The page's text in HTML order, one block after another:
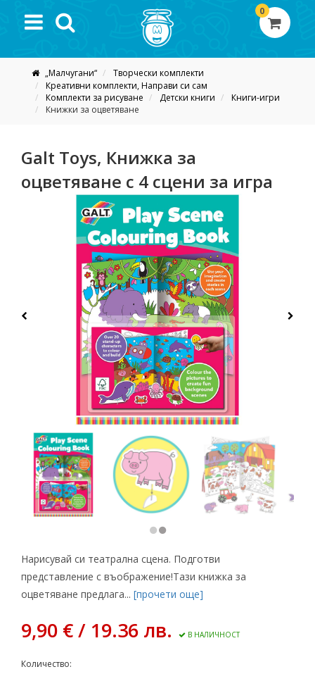
0
„Малчугани“
Творчески комплекти
Креативни комплекти, Направи си сам
Комплекти за рисуване
Детски книги
Книги-игри
Книжки за оцветяване
Galt Toys, Книжка за
оцветяване с 4 сцени за игра
Нарисувай си театрална сцена. Подготви
представление с въображение!Тази книжка за
оцветяване предлага... [прочети още]
9,90 € / 19.36 лв. В НАЛИЧНОСТ
Количество: